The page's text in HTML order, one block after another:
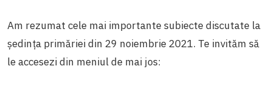
Am rezumat cele mai importante subiecte discutate la
ședința primăriei din 29 noiembrie 2021. Te invităm să
le accesezi din meniul de mai jos: